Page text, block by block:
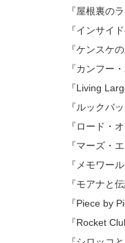
『屋根裏の
『インサイ
『ケンスケ
『カンフー
『Living
『ルックバ
『ロード・
『マーズ・
『メモワー
『モアナと
『Piece by
『Rocket